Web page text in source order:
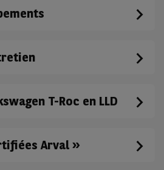
T-Roc en LLD
Arval »